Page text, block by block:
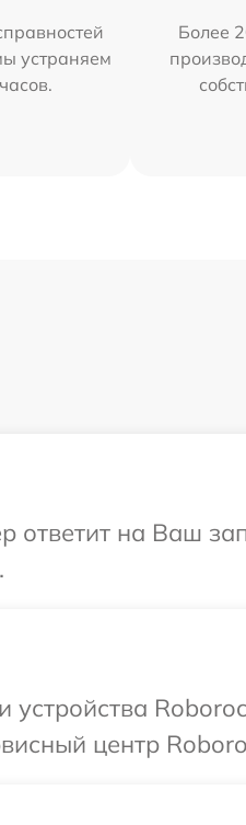
устраняем
Более
ответит на Ваш
устройства
центр